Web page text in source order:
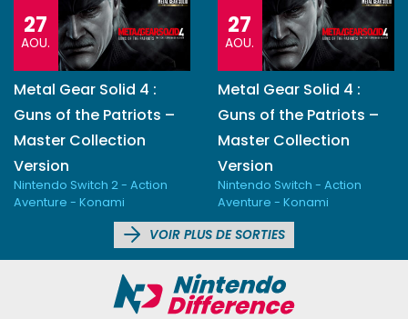
27
AOU.
Metal Gear Solid 4 :
Guns of the Patriots –
Master Collection
Version
Nintendo Switch 2 - Action
Aventure - Konami
27
AOU.
Metal Gear Solid 4 :
Guns of the Patriots –
Master Collection
Version
Nintendo Switch - Action
Aventure - Konami
VOIR PLUS DE SORTIES